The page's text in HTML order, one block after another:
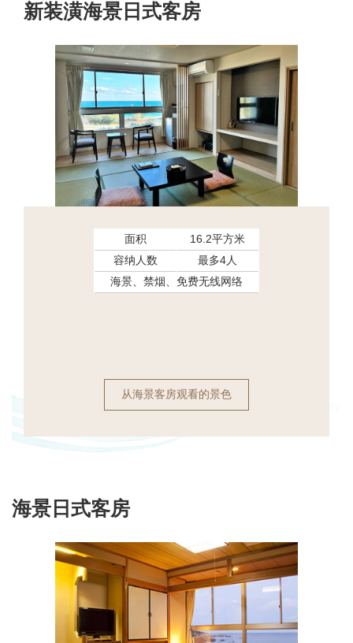
新装潢海景日式客房
面积
16.2平方米
容纳人数
最多4人
海景、禁烟、免费无线网络
从海景客房观看的景色
海景日式客房